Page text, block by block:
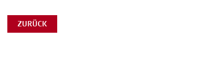
ZURÜCK